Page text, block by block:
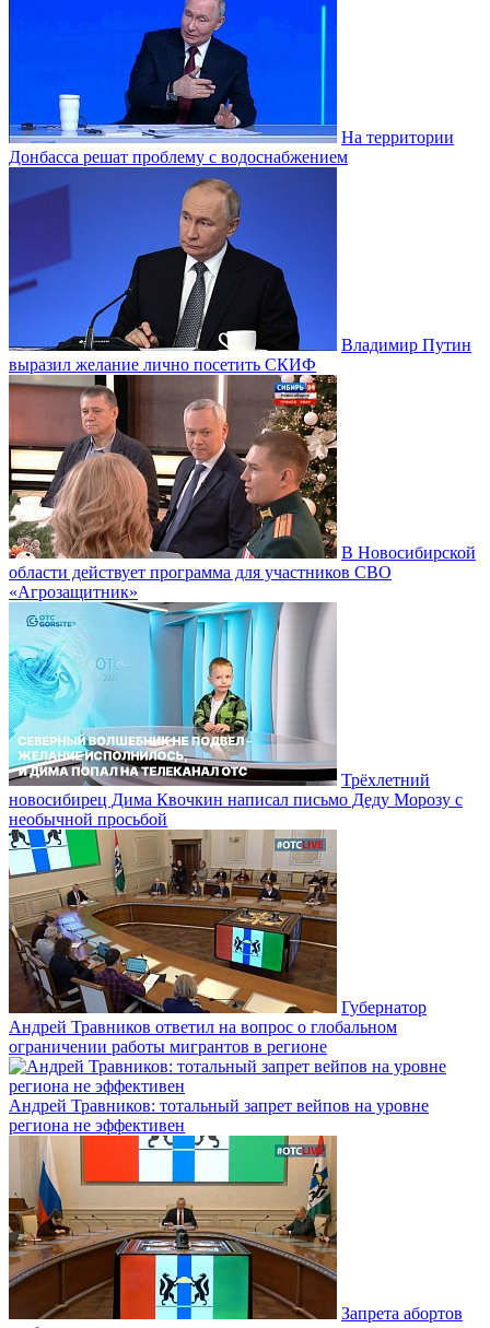
На территории
Донбасса решат проблему с водоснабжением
Владимир Путин
выразил желание лично посетить СКИФ
В Новосибирской
области действует программа для участников СВО
«Агрозащитник»
Трёхлетний
новосибирец Дима Квочкин написал письмо Деду Морозу с
необычной просьбой
Губернатор
Андрей Травников ответил на вопрос о глобальном
ограничении работы мигрантов в регионе
Андрей Травников: тотальный запрет вейпов на уровне
региона не эффективен
Запрета абортов